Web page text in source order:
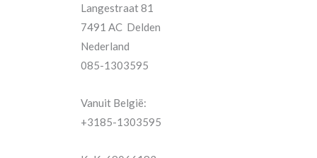
Langestraat 81
7491 AC Delden
Nederland
085-1303595
Vanuit België:
+3185-1303595